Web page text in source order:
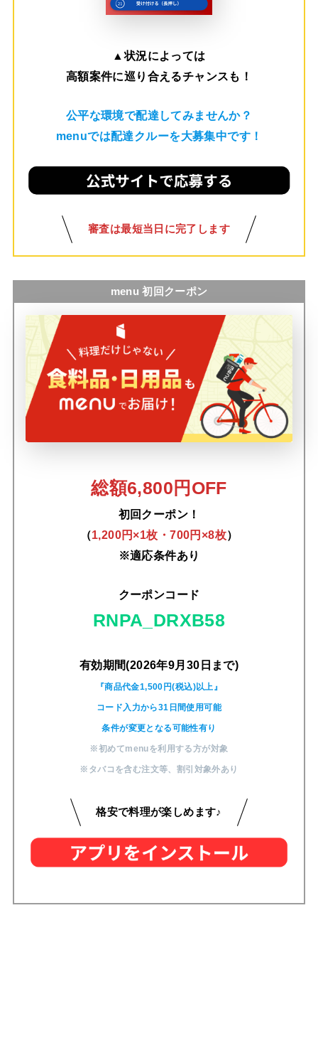
▲状況によっては
高額案件に巡り合えるチャンスも！
公平な環境で配達してみませんか？
menuでは配達クルーを大募集中です！
審査は最短当日に完了します
menu 初回クーポン
総額6,800円OFF
初回クーポン！
（1,200円×1枚・700円×8枚）
※適応条件あり
クーポンコード
RNPA_DRXB58
有効期間(2026年9月30日まで)
『商品代金1,500円(税込)以上』
コード入力から31日間使用可能
条件が変更となる可能性有り
※初めてmenuを利用する方が対象
※タバコを含む注文等、 割引対象外あり
格安で料理が楽しめます♪